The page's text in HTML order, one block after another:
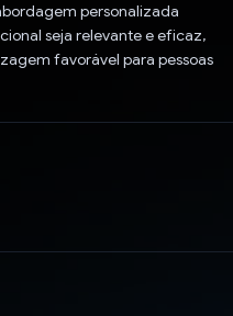
personalizada
seja relevante e eficaz,
favorável para pessoas